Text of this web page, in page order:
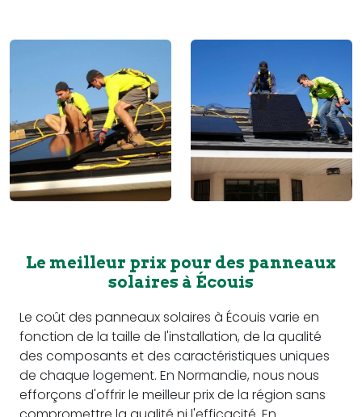
Le meilleur prix pour des panneaux
solaires à Écouis
Le coût des panneaux solaires à Écouis varie en
fonction de la taille de l'installation, de la qualité
des composants et des caractéristiques uniques
de chaque logement. En Normandie, nous nous
efforçons d'offrir le meilleur prix de la région sans